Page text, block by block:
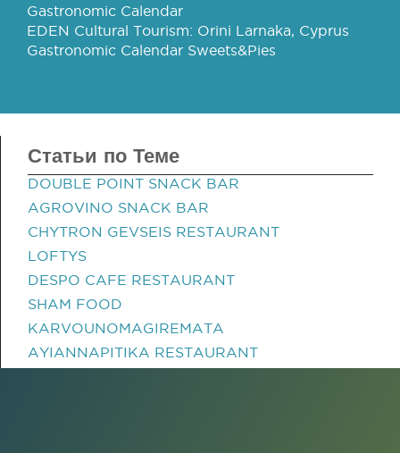
Gastronomic Calendar
EDEN Cultural Tourism: Orini Larnaka, Cyprus
Gastronomic Calendar Sweets&Pies
Статьи по Теме
DOUBLE POINT SNACK BAR
AGROVINO SNACK BAR
CHYTRON GEVSEIS RESTAURANT
LOFTYS
DESPO CAFE RESTAURANT
SHAM FOOD
KARVOUNOMAGIREMATA
AYIANNAPITIKA RESTAURANT